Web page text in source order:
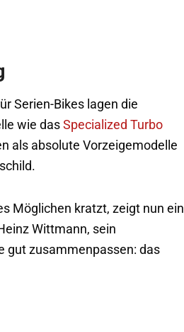
Serien-Bikes lagen die
wie dasSpecialized Turbo
als absolute Vorzeigemodelle
Möglichen kratzt, zeigt nun ein
Wittmann, sein
gut zusammenpassen: das